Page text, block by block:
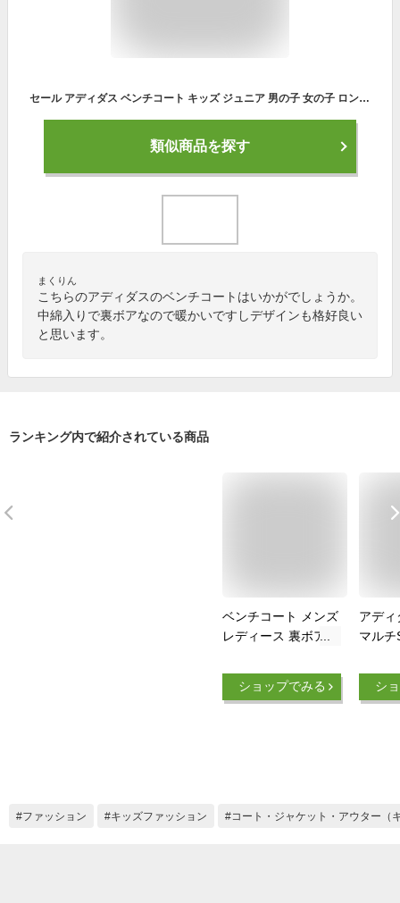
セール アディダス ベンチコート キッズ ジュニア 男の子 女の子 ロングコート アウター 120cm 130cm 140cm 150cm 160cm スポーツウェア 子供服 ボア 中綿コート ロング丈 adidas 子供用 秋冬 サッカー 野球 試合観戦 キャンプ 通学 部活動 ブラック 防寒 送料無料
類似商品を探す
まくりん
こちらのアディダスのベンチコートはいかがでしょうか。
中綿入りで裏ボアなので暖かいですしデザインも格好良い
と思います。
ランキング内で紹介されている商品
ベンチコート メンズ
レディース 裏ボア
ングコート アウター
裏ボアベンチコート
ショップでみる
アデ
マルチ
イプス
ケッ
シ
ファッション キッズファッション コート・ジャケット・アウター（